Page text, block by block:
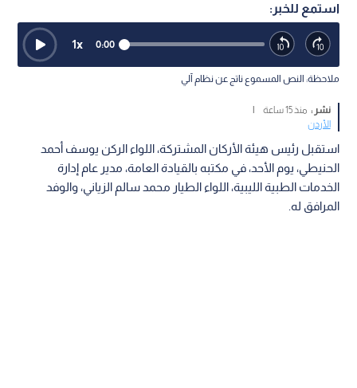
استمع للخبر:
0:00
1x
ملاحظة: النص المسموع ناتج عن نظام آلي
نشر : منذ 15 ساعة
|
الأردن
استقبل رئيس هيئة الأركان المشتركة، اللواء الركن يوسف أحمد
الحنيطي، يوم الأحد، في مكتبه بالقيادة العامة، مدير عام إدارة
الخدمات الطبية الليبية، اللواء الطيار محمد سالم الزياني، والوفد
المرافق له.